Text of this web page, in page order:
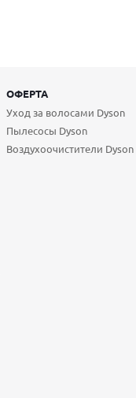
ОФЕРТА
Уход за волосами Dyson
Пылесосы Dyson
Воздухоочистители Dyson